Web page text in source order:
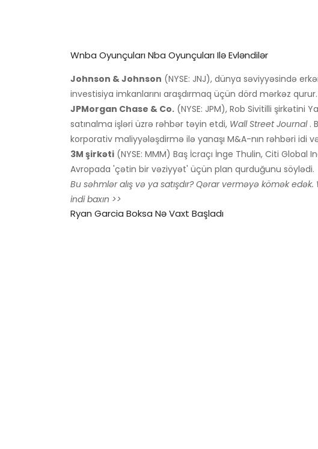
Wnba Oyunçuları Nba Oyunçuları Ilə Evləndilər
Johnson & Johnson (NYSE: JNJ), dünya səviyyəsində
investisiya imkanlarını araşdırmaq üçün dörd mərkəz qurur.
JPMorgan Chase & Co. (NYSE: JPM), Rob Sivitilli şirkətini
satınalma işləri üzrə rəhbər təyin etdi, Wall Street Journal.
korporativ maliyyələşdirmə ilə yanaşı M&A-nın rəhbəri idi
3M şirkəti (NYSE: MMM) Baş İcraçı İnge Thulin, Citi
Avropada 'çətin bir vəziyyət' üçün plan qurduğunu söylədi.
Bu səhmlər alış və ya satışdır? Qərar verməyə kömək
indi baxın >>
Ryan Garcia Boksa Nə Vaxt Başladı